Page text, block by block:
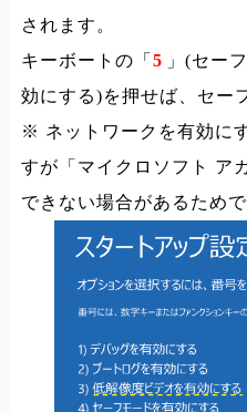
されます。
キーボートの「 5 」(セー
効にする)を押せば、セー
※ ネットワークを有効に
すが「マイクロソフト ア
できない場合があるためで